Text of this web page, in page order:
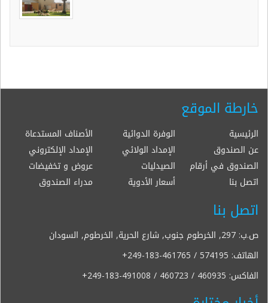
خارطة الموقع
الرئيسية الوفرة الدوائية
الأصناف المستدعاة
عن الصندوق
الإمداد الولائي
الإمداد الإلكتروني
الصندوق في أرقام
الصيدليات
عروض و تخفيضات
اتصل بنا
أسعار الأدوية مدراء الصندوق
اتصل بنا
ص.ب: 297, الخرطوم جنوب, شارع الحرية, الخرطوم, السودان
الهاتف: +249-183-461765 / 574195
الفاكس: +249-183-491008 / 460723 / 460935